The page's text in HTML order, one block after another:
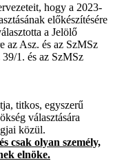
hogy a 2023-
előkészítésére
a Jelölő
az Asz. és az SzMSz
1. és az SzMSz
titkos, egyszerű
választására
közül.
csak olyan személy,
elnöke.